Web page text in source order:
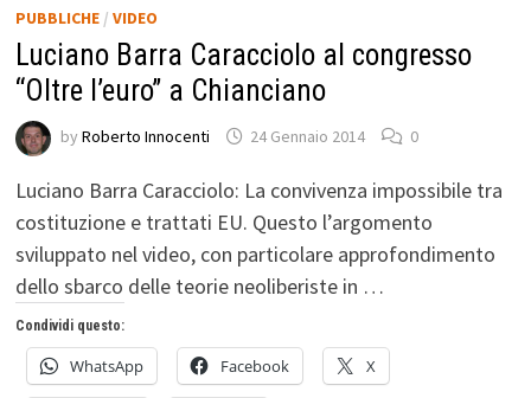
PUBBLICHE/ VIDEO
Luciano Barra Caracciolo al congresso
“Oltre l’euro” a Chianciano
by Roberto Innocenti 24 Gennaio 2014 0
Luciano Barra Caracciolo: La convivenza impossibile tra
costituzione e trattati EU. Questo l’argomento
sviluppato nel video, con particolare approfondimento
dello sbarco delle teorie neoliberiste in …
Condividi questo:
WhatsApp Facebook X